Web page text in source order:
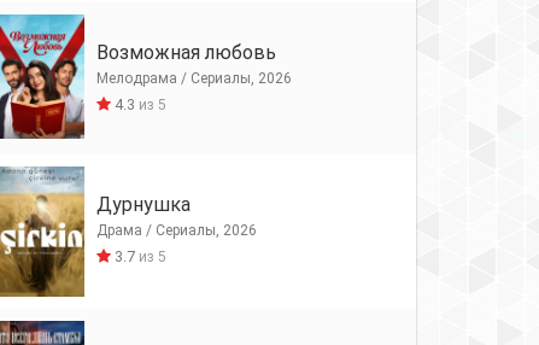
Возможная любовь
Мелодрама / Сериалы, 2026
4.3 из 5
Дурнушка
Драма / Сериалы, 2026
3.7из 5